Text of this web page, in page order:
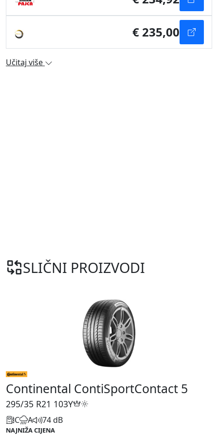
€ 235,00
Učitaj više
SLIČNI PROIZVODI
Continental ContiSportContact 5
295/35 R21 103Y
C A 74 dB
NAJNIŽA CIJENA